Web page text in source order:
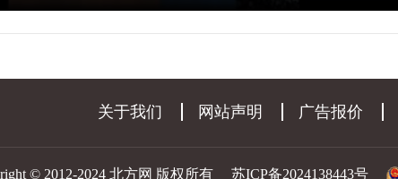
关于我们 网站声明 广告报价
© 2012-2024 北方网 版权所有 苏ICP备2024138443号